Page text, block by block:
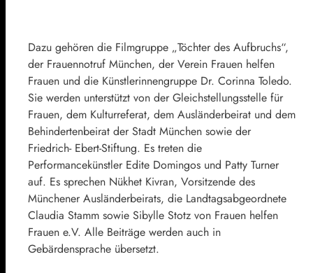
Dazu gehören die Filmgruppe „Töchter des Aufbruchs“,
der Frauennotruf München, der Verein Frauen helfen
Frauen und die Künstlerinnengruppe Dr. Corinna Toledo.
Sie werden unterstützt von der Gleichstellungsstelle für
Frauen, dem Kulturreferat, dem Ausländerbeirat und dem
Behindertenbeirat der Stadt München sowie der
Friedrich- Ebert-Stiftung. Es treten die
Performancekünstler Edite Domingos und Patty Turner
auf. Es sprechen Nükhet Kivran, Vorsitzende des
Münchener Ausländerbeirats, die Landtagsabgeordnete
Claudia Stamm sowie Sibylle Stotz von Frauen helfen
Frauen e.V. Alle Beiträge werden auch in
Gebärdensprache übersetzt.